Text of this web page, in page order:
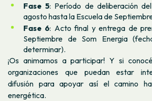
Fase 5: Período de deliberación
agosto hasta la Escuela de
Fase 6: Acto final y entrega de
Septiembre de Som Energia
determinar).
¡Os animamos a participar! Y si
organizaciones que puedan estar
difusión para apoyar así el camino
energética.